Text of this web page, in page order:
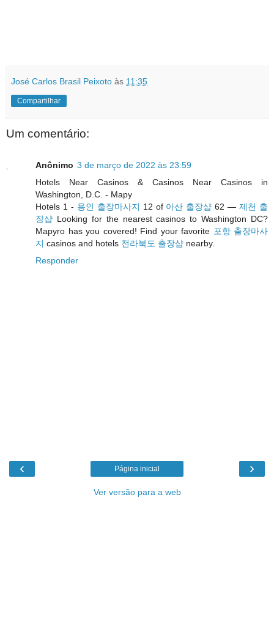
José Carlos Brasil Peixoto às 11:35
Compartilhar
Um comentário:
Anônimo 3 de março de 2022 às 23:59
Hotels Near Casinos & Casinos Near Casinos in
Washington, D.C. - Mapy
Hotels 1 - 용인 출장마사지 12 of 아산 출장샵 62 —제천 출
장샵 Looking for the nearest casinos to Washington DC?
Mapyro has you covered! Find your favorite 포항 출장마사
지 casinos and hotels 전라북도 출장샵 nearby.
Responder
‹ ›
Página inicial
Ver versão para a web